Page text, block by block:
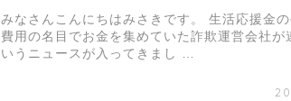
みなさんこんにちはみさきです。 生活応援金
費用の名目でお金を集めていた詐欺運営会社が
いうニュースが入ってきまし …